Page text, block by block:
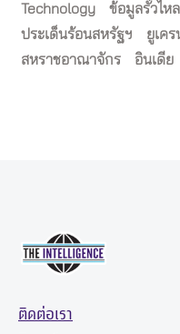
Technology
ข้อมูลรั่วไหล
ประเด็นร้อนสหรัฐฯ
ยูเคร
สหราชอาณาจักร
อินเดีย
ติดต่อเรา